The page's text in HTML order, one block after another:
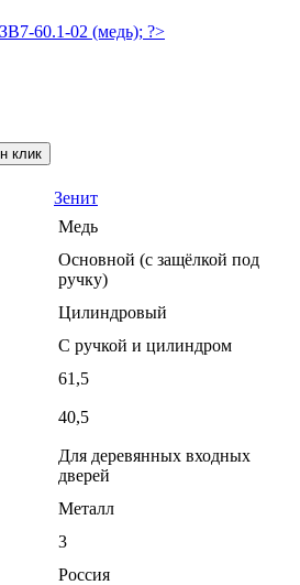
клик
Зенит
Медь
Основной (с защёлкой под
ручку)
Цилиндровый
С ручкой и цилиндром
61,5
40,5
Для деревянных входных
дверей
Металл
3
Россия